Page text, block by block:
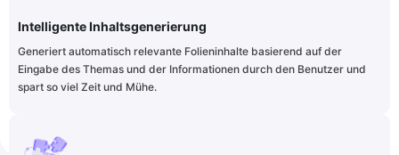
Intelligente Inhaltsgenerierung
Generiert automatisch relevante Folieninhalte basierend auf der
Eingabe des Themas und der Informationen durch den Benutzer und
spart so viel Zeit und Mühe.